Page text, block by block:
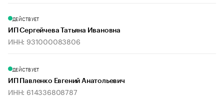
ДЕЙСТВУЕТ
ИП Сергейчева Татьяна Ивановна
ИНН: 931000083806
ДЕЙСТВУЕТ
ИП Павленко Евгений Анатольевич
ИНН: 614336808787